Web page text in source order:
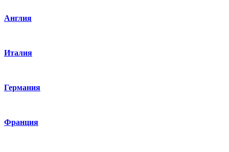
Англия
Италия
Германия
Франция